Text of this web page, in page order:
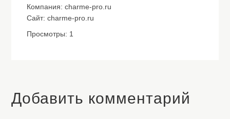
Компания: charme-pro.ru
Сайт: charme-pro.ru
Просмотры: 1
Добавить комментарий